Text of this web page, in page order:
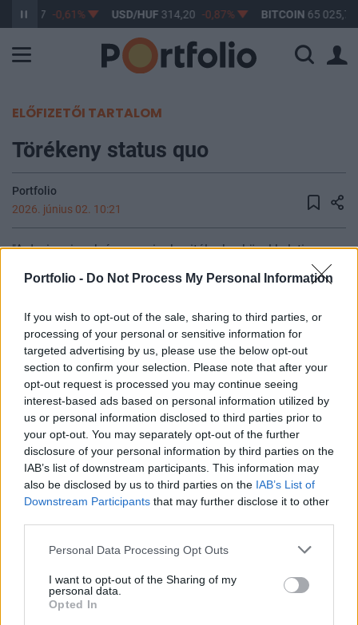
Portfolio - Do Not Process My Personal Information
If you wish to opt-out of the sale, sharing to third parties, or
processing of your personal or sensitive information for
targeted advertising by us, please use the below opt-out
section to confirm your selection. Please note that after your
opt-out request is processed you may continue seeing
interest-based ads based on personal information utilized by
us or personal information disclosed to third parties prior to
your opt-out. You may separately opt-out of the further
disclosure of your personal information by third parties on the
IAB’s list of downstream participants. This information may
also be disclosed by us to third parties on the IAB’s List of
Downstream Participants that may further disclose it to other
Personal Data Processing Opt Outs
I want to opt-out of the Sharing of my
personal data.
Opted In
363,17 -0,61% USD/HUF 314,20 -0,87% BITCOIN 65 025,78
ELŐFIZETŐI TARTALOM
Törékeny status quo
Portfolio
2026. június 02. 10:21
"A devizapiacok éppannyira hezitálnak a közel-keleti
kapcsolatban, mint amennyire egy küszöbön álló békéről
Az, hogy a Brent az ázsiai kereskedésben gyorsan benézett
95 dollár alá, arra utal, hogy az általános hangulat ismét
javul, annak ellenére, hogy a hírek szerint...
KEDVES OLVASÓNK!
A keresett cikk a portfolio.hu hírarchívumához
tartozik, melynek olvasása előfizetéses
regisztrációhoz kötött.
Kötéslisták: BÉT elmúlt 2 év napon belüli
kötéslistái